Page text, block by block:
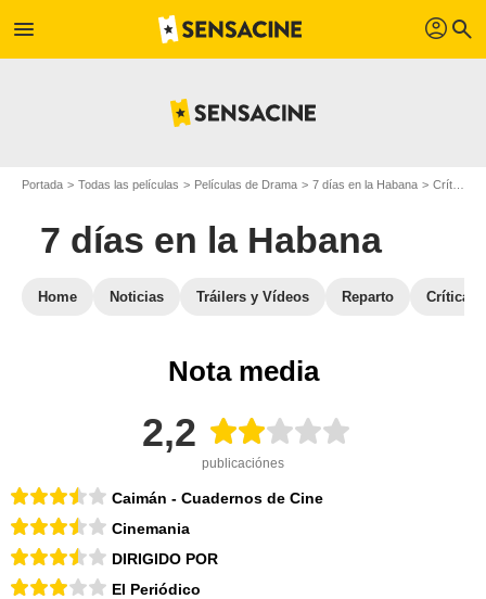
menu profil search
Portada Todas las películas Películas de Drama 7 días en la Habana Críticas de 7 días en la Habana
7 días en la Habana
Home Noticias Tráilers y Vídeos Reparto Críticas
Nota media
2,2
publicaciónes
Caimán - Cuadernos de Cine
Cinemania
DIRIGIDO POR
El Periódico